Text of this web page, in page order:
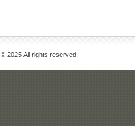
. © 2025 All rights reserved.